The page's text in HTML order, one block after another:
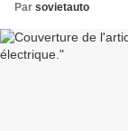
Par sovietauto